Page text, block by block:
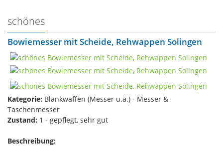
schönes
Bowiemesser mit Scheide, Rehwappen Solingen
Kategorie: Blankwaffen (Messer u.ä.) - Messer &
Taschenmesser
Zustand: 1 - gepflegt, sehr gut
Beschreibung: